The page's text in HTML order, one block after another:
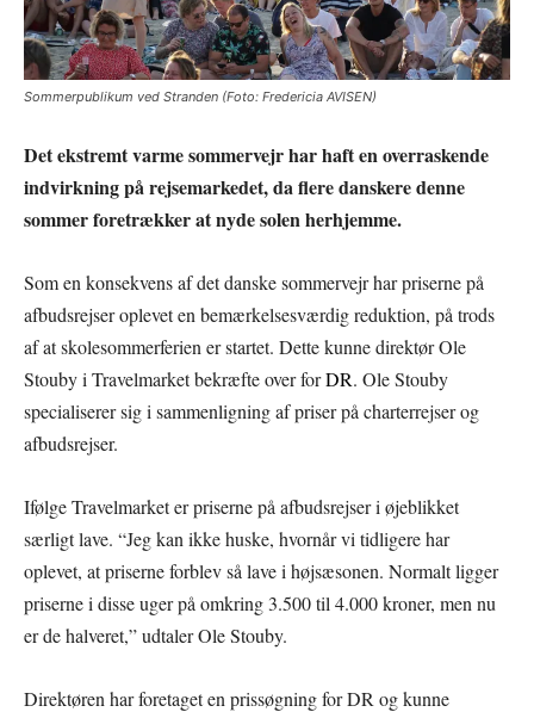
Sommerpublikum ved Stranden (Foto: Fredericia AVISEN)
Det ekstremt varme sommervejr har haft en overraskende
indvirkning på rejsemarkedet, da flere danskere denne
sommer foretrækker at nyde solen herhjemme.
Som en konsekvens af det danske sommervejr har priserne på
afbudsrejser oplevet en bemærkelsesværdig reduktion, på trods
af at skolesommerferien er startet. Dette kunne direktør Ole
Stouby i Travelmarket bekræfte over forDR. Ole Stouby
specialiserer sig i sammenligning af priser på charterrejser og
afbudsrejser.
Ifølge Travelmarket er priserne på afbudsrejser i øjeblikket
særligt lave. “Jeg kan ikke huske, hvornår vi tidligere har
oplevet, at priserne forblev så lave i højsæsonen. Normalt ligger
priserne i disse uger på omkring 3.500 til 4.000 kroner, men nu
er de halveret,” udtaler Ole Stouby.
Direktøren har foretaget en prissøgning for DR og kunne